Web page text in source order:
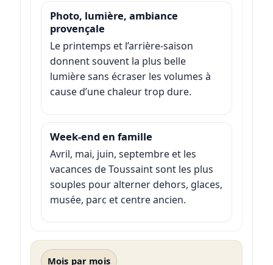
Photo, lumière, ambiance
provençale
Le printemps et l’arrière-saison
donnent souvent la plus belle
lumière sans écraser les volumes à
cause d’une chaleur trop dure.
Week-end en famille
Avril, mai, juin, septembre et les
vacances de Toussaint sont les plus
souples pour alterner dehors, glaces,
musée, parc et centre ancien.
Mois par mois